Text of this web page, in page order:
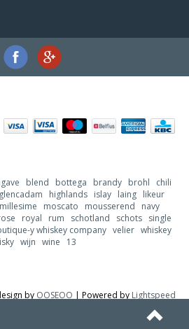
blend bottega brandy brohl
chili
glencadam highlands islay laing likeur
millesime moscato mousserend
navy
royal rum schotland schots
single
y whiskey company velier whiskey
wijn wine 13
by OOSEOO | Powered by Lightspeed